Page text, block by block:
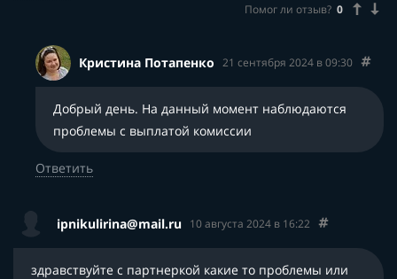
Помог ли отзыв? 0
Кристина Потапенко 21 сентября 2024 в 09:30
Добрый день. На данный момент наблюдаются
проблемы с выплатой комиссии
Ответить
ipnikulirina@mail.ru 10 августа 2024 в 16:22
здравствуйте с партнеркой какие то проблемы или